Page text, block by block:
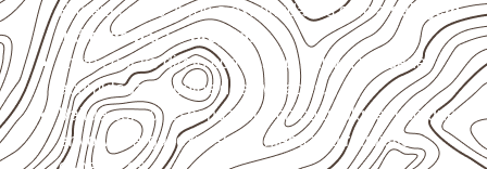
Proteja cortes, furos e extremidades com aselagem
indicada para o projeto.
Evite contato direto com o solo, chuva, umidade
acumulada e apoios desnivelados.
Valide com o responsável técnico qualquer uso que
envolva carga, exposição intensa ou requisitos